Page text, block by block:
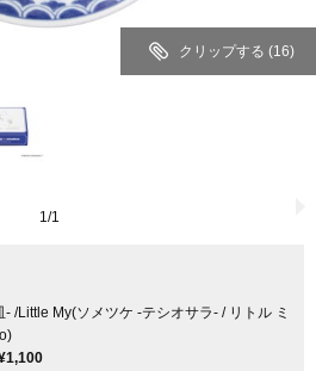
クリップする (16)
1/1
/Little My(ソメツケ -テシオサラ- / リトル ミ